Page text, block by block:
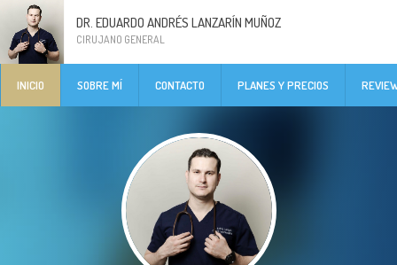
DR. EDUARDO ANDRÉS LANZARÍN MUÑOZ
CIRUJANO GENERAL
INICIO SOBRE MÍ CONTACTO PLANES Y PRECIOS